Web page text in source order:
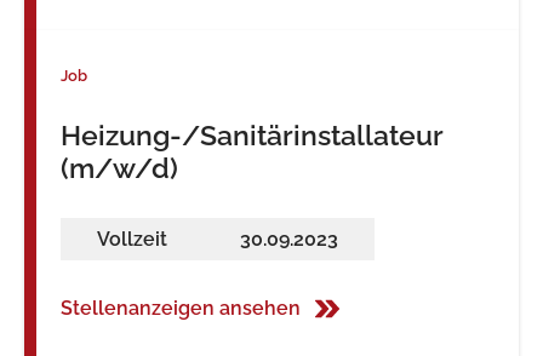
Job
Heizung-/Sanitärinstallateur
(m/w/d)
Vollzeit 30.09.2023
Stellenanzeigen ansehen